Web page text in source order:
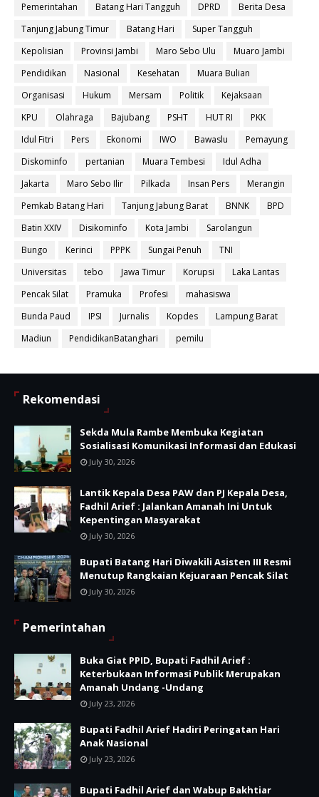
Pemerintahan
Batang Hari Tangguh DPRD
Berita Desa
Tanjung Jabung Timur
Batang Hari
Super Tangguh
Kepolisian
Provinsi Jambi Maro Sebo Ulu
Muaro Jambi
Pendidikan
Nasional Kesehatan
Muara Bulian
Organisasi
Hukum Mersam Politik
Kejaksaan
KPU
Olahraga Bajubang PSHT HUT RI
PKK
Idul Fitri
Pers Ekonomi IWO Bawaslu
Pemayung
Diskominfo
pertanian Muara Tembesi
Idul Adha
Jakarta
Maro Sebo Ilir Pilkada Insan Pers
Merangin
Pemkab Batang Hari
Tanjung Jabung Barat BNNK
BPD
Batin XXIV
Disikominfo Kota Jambi
Sarolangun
Bungo
Kerinci PPPK Sungai Penuh
TNI
Universitas
tebo Jawa Timur Korupsi
Laka Lantas
Pencak Silat
Pramuka Profesi
mahasiswa
Bunda Paud
IPSI Jurnalis Kopdes
Lampung Barat
Madiun
PendidikanBatanghari pemilu
Rekomendasi
Sekda Mula Rambe Membuka Kegiatan
Sosialisasi Komunikasi Informasi dan Edukasi
July 30, 2026
Lantik Kepala Desa PAW dan PJ Kepala Desa,
Fadhil Arief : Jalankan Amanah Ini Untuk
Kepentingan Masyarakat
July 30, 2026
Bupati Batang Hari Diwakili Asisten III Resmi
Menutup Rangkaian Kejuaraan Pencak Silat
July 30, 2026
Pemerintahan
Buka Giat PPID, Bupati Fadhil Arief :
Keterbukaan Informasi Publik Merupakan
Amanah Undang -Undang
July 23, 2026
Bupati Fadhil Arief Hadiri Peringatan Hari
Anak Nasional
July 23, 2026
Bupati Fadhil Arief dan Wabup Bakhtiar